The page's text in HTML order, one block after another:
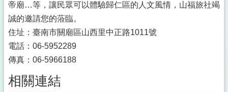
認
識
關
廟
公
所
介
帝廟…等，讓民眾可以體驗歸仁區的人文風情，山福旅社竭
誠的邀請您的蒞臨。
住址：臺南市關廟區山西里中正路1011號
電話：06-5952289
傳真：06-5966188
相關連結